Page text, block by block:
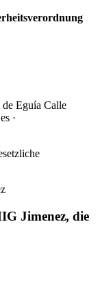
Eguía Calle
·
Jimenez, die